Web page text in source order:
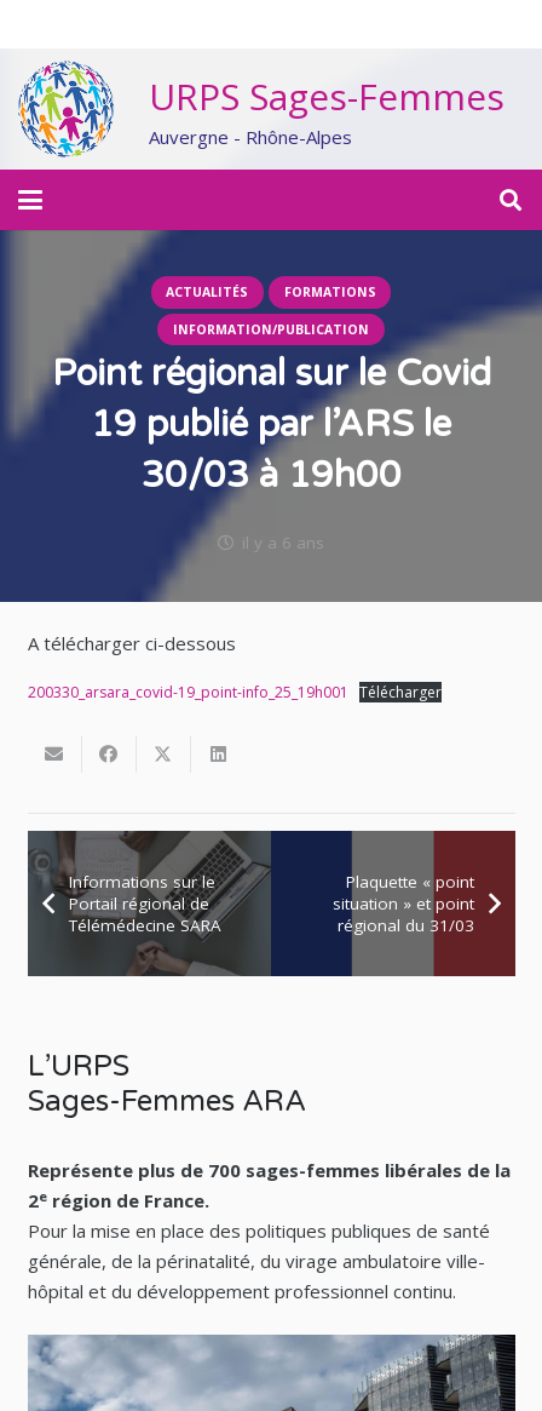
URPS Sages-Femmes
Auvergne - Rhône-Alpes
ACTUALITÉS FORMATIONS
INFORMATION/PUBLICATION
Point régional sur le Covid
19 publié par l’ARS le
30/03 à 19h00
il y a 6 ans
A télécharger ci-dessous
200330_arsara_covid-19_point-info_25_19h001 Télécharger
Informations sur le
Portail régional de
Télémédecine SARA
Plaquette « point
situation » et point
régional du 31/03
L’URPS
Sages-Femmes ARA
Représente plus de 700 sages-femmes libérales de la
2erégion de France.
Pour la mise en place des politiques publiques de santé
générale, de la périnatalité, du virage ambulatoire ville-
hôpital et du développement professionnel continu.